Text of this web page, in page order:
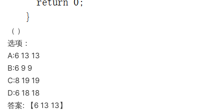
（ ）
选项：
A:6 13 13
B:6 9 9
C:8 19 19
D:6 18 18
答案: 【6 13 13】